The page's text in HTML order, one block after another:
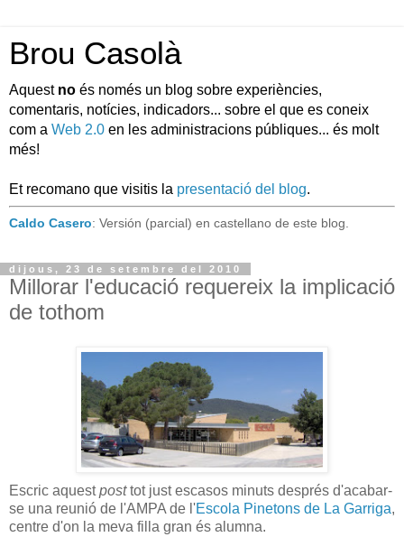
Brou Casolà
Aquest no és només un blog sobre experiències,
comentaris, notícies, indicadors... sobre el que es coneix
com a Web 2.0 en les administracions públiques... és molt
més!
Et recomano que visitis la presentació del blog.
Caldo Casero: Versión (parcial) en castellano de este blog.
dijous, 23 de setembre del 2010
Millorar l'educació requereix la implicació
de tothom
Escric aquestposttot just escasos minuts després d'acabar-
se una reunió de l'AMPA de l'Escola Pinetons de La Garriga,
centre d'on la meva filla gran és alumna.